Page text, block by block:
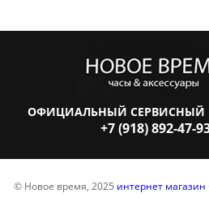
ОФИЦИАЛЬНЫЙ СЕРВИСНЫЙ
+7 (918) 892-47-
© Новое время, 2025 интернет магазин